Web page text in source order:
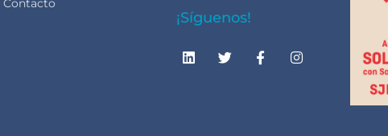
Contacto
¡Síguenos!